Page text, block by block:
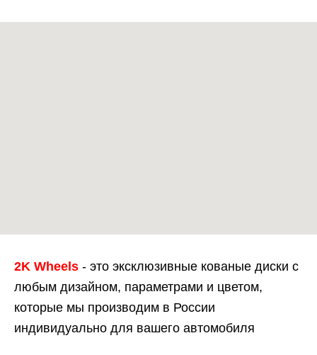
2K Wheels - это эксклюзивные кованые диски с
любым дизайном, параметрами и цветом,
которые мы производим в России
индивидуально для вашего автомобиля